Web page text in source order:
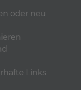
oder neu
Links